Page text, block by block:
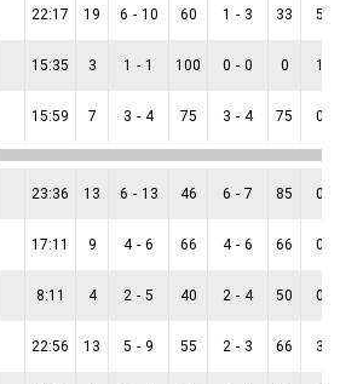
22:17 19 6 - 10 60 1 - 3 33 5
15:35 3 1 - 1 100 0 - 0 0 1
15:59 7 3 - 4 75 3 - 4 75 0
23:36 13 6 - 13 46 6 - 7 85 0
17:11 9 4 - 6 66 4 - 6 66 0
8:11 4 2 - 5 40 2 - 4 50 0
22:56 13 5 - 9 55 2 - 3 66 3